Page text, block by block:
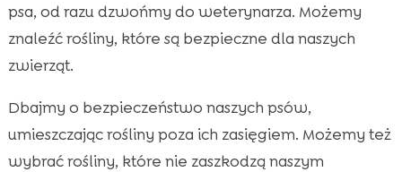
psa, od razu dzwońmy do weterynarza. Możemy
znaleźć rośliny, które są bezpieczne dla naszych
zwierząt.
Dbajmy o bezpieczeństwo naszych psów,
umieszczając rośliny poza ich zasięgiem. Możemy też
wybrać rośliny, które nie zaszkodzą naszym